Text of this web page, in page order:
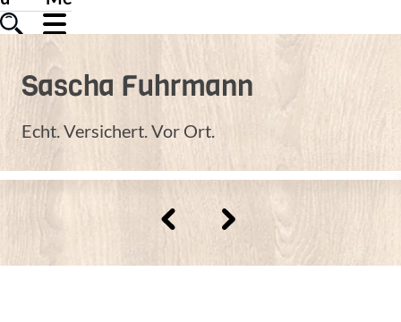
Sascha Fuhrmann
Echt. Versichert. Vor Ort.